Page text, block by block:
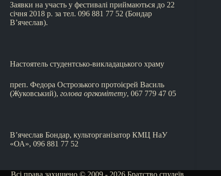
Заявки на участь у фестивалі приймаються до 22
січня 2018 р. за тел. 096 881 77 52 (Бондар
В’ячеслав).
Настоятель студентсько-викладацького храму
преп. Федора Острозького протоієрей Василь
(Жуковський), голова оргкомітету, 067 779 47 05
В’ячеслав Бондар, культорганізатор КМЦ НаУ
«ОА», 096 881 77 52